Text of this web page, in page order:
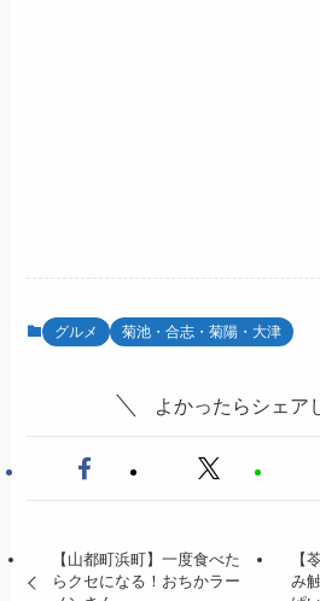
グルメ 菊池・合志・菊陽・大津
よかったらシェア
【山都町浜町】一度食べた
らクセになる！おちかラー
【
み